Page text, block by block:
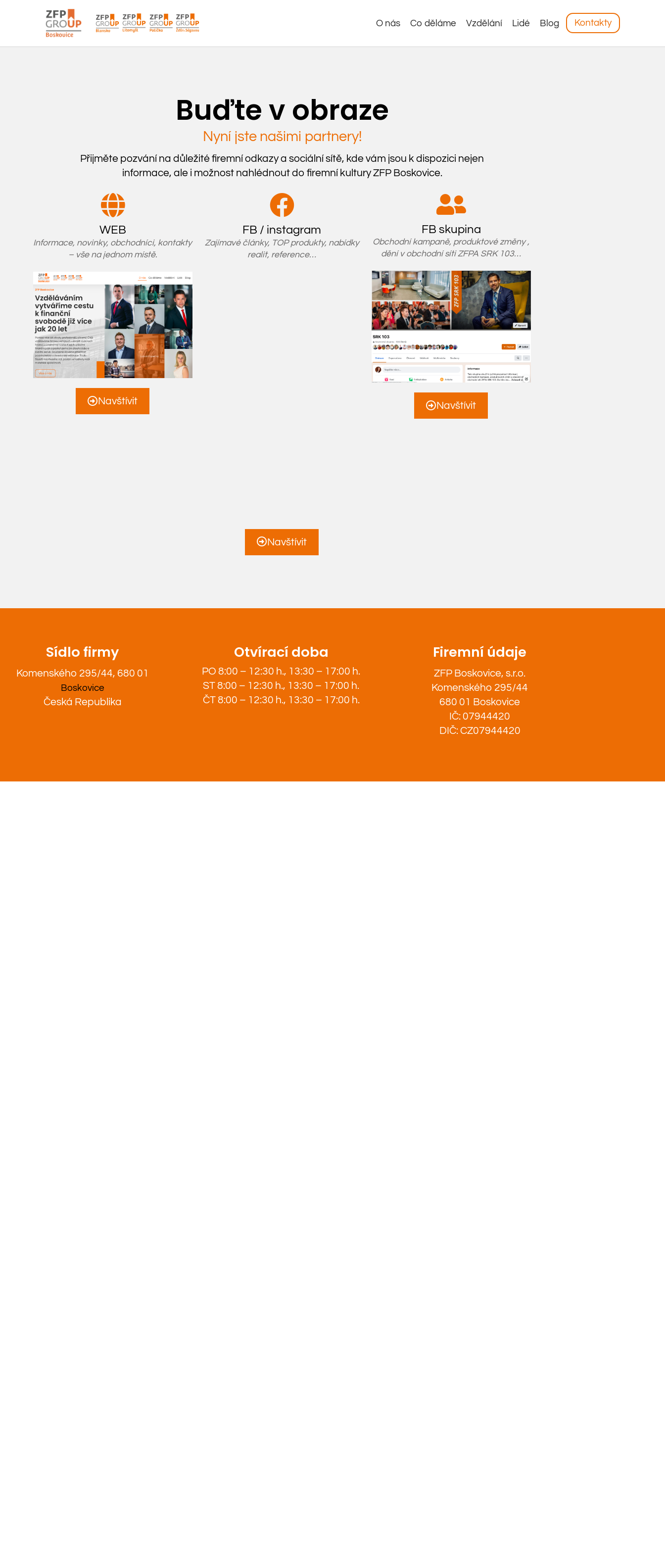
O nás Co děláme Vzdělání Lidé Blog Kontakty
Buďte v obraze
Nyní jste našimi partnery!
Přijměte pozvání na důležité firemní odkazy a sociální sítě, kde vám jsou k dispozici nejen
informace, ale i možnost nahlédnout do firemní kultury ZFP Boskovice.
WEB
Informace, novinky, obchodníci, kontakty
– vše na jednom místě.
Navštívit
FB / instagram
Zajímavé články, TOP produkty, nabídky
realit, reference…
Navštívit
FB skupina
Obchodní kampaně, produktové změny ,
dění v obchodní síti ZFPA SRK 103…
Navštívit
Sídlo firmy
Komenského 295/44, 680 01
Boskovice
Česká Republika
Otvírací doba
PO 8:00 – 12:30 h., 13:30 – 17:00 h.
ST 8:00 – 12:30 h., 13:30 – 17:00 h.
ČT 8:00 – 12:30 h., 13:30 – 17:00 h.
Firemní údaje
ZFP Boskovice, s.r.o.
Komenského 295/44
680 01 Boskovice
IČ: 07944420
DIČ: CZ07944420